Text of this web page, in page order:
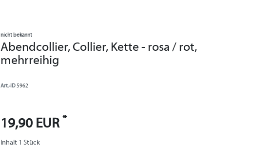
nicht bekannt
Abendcollier, Collier, Kette - rosa / rot,
mehrreihig
Art.-ID5962
19,90 EUR *
Inhalt 1 Stück